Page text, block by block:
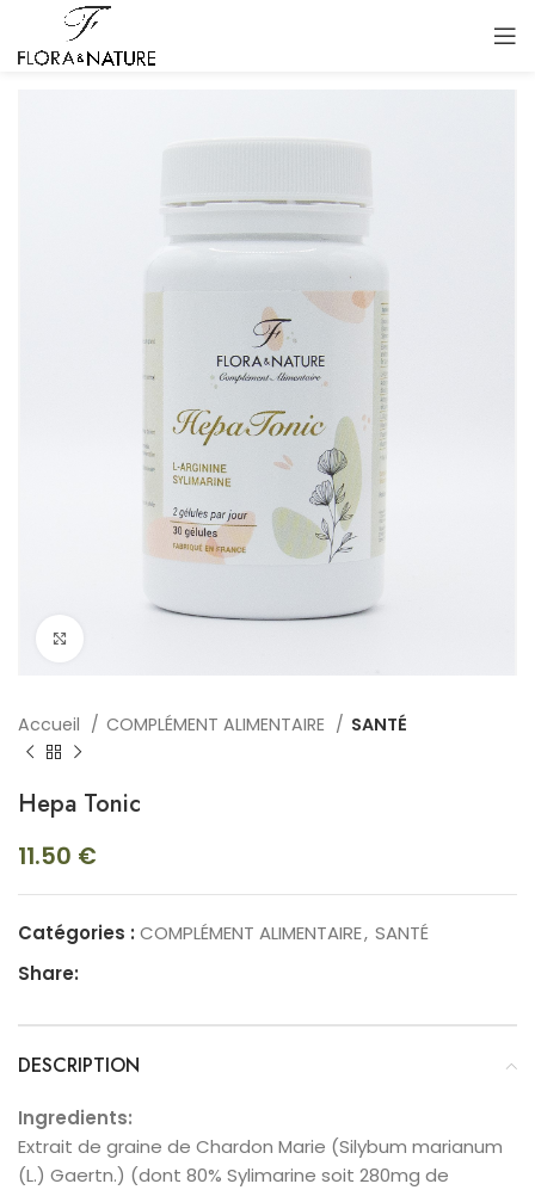
Accueil COMPLÉMENT ALIMENTAIRE SANTÉ
Hepa Tonic
11.50 €
Catégories : COMPLÉMENT ALIMENTAIRE, SANTÉ
Share:
DESCRIPTION
Ingredients:
Extrait de graine de Chardon Marie (Silybum marianum
(L.) Gaertn.) (dont 80% Sylimarine soit 280mg de